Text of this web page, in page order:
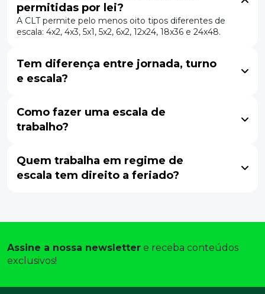
permitidas por lei?
A CLT permite pelo menos oito tipos diferentes de
escala: 4x2, 4x3, 5x1, 5x2, 6x2, 12x24, 18x36 e 24x48.
Tem diferença entre jornada, turno
e escala?
Como fazer uma escala de
trabalho?
Quem trabalha em regime de
escala tem direito a feriado?
Assine a nossa newsletter e receba conteúdos
exclusivos!